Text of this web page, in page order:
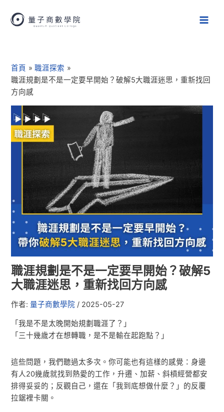
首頁
職涯探索
職涯規劃是不是一定要早開始？破解5大職涯迷思，重新找回
方向感
職涯規劃是不是一定要早開始？破解5
大職涯迷思，重新找回方向感
作者:量子商數學院 / 2025-05-27
「我是不是太晚開始規劃職涯了？」
「三十幾歲才在想轉職，是不是輸在起跑點？」
這些問題，我們聽過太多次。你可能也有這樣的感覺：身邊
有人20幾歲就找到熱愛的工作，升遷、加薪、斜槓經營都安
排得妥妥的；反觀自己，還在「我到底想做什麼？」的反覆
拉鋸裡卡關。